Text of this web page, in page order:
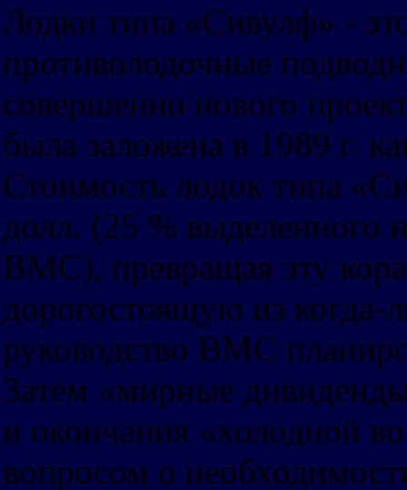
Лодки типа «Сивулф» -
противолодочные
совершенно нового
была заложена в 1989 г.
Стоимость лодок типа
долл. (25 % выделенного
ВМС), превращая эту
дорогостоящую из
руководство ВМС
Затем «мирные
и окончания «холодной
вопросом о